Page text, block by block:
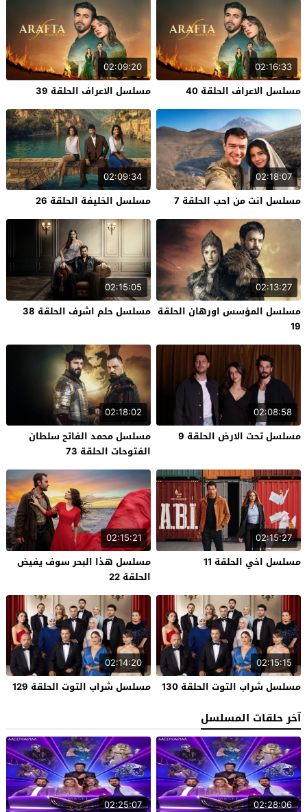
02:16:33
مسلسل الاعراف الحلقة 40
02:09:20
مسلسل الاعراف الحلقة 39
02:18:07
مسلسل انت من احب الحلقة 7
02:09:34
مسلسل الخليفة الحلقة 26
02:13:27
مسلسل المؤسس اورهان الحلقة
19
02:15:05
مسلسل حلم اشرف الحلقة 38
02:08:58
مسلسل تحت الارض الحلقة 9
02:18:02
مسلسل محمد الفاتح سلطان
الفتوحات الحلقة 73
02:15:27
مسلسل اخي الحلقة 11
02:15:21
مسلسل هذا البحر سوف يفيض
الحلقة 22
02:15:15
مسلسل شراب التوت الحلقة 130
02:14:20
مسلسل شراب التوت الحلقة 129
آخر حلقات المسلسل
02:28:06
02:25:07